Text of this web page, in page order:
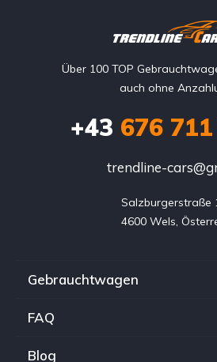
Über 100 TOP
auch ohne
+43 676
trendline-
Salzburgerstraße
4600 Wels,
Gebrauchtwagen
FAQ
Blog